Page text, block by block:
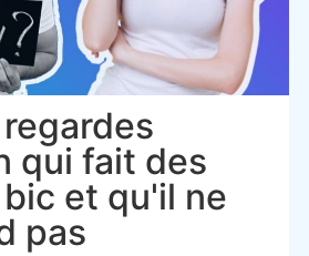
qui fait des
et qu'il ne
pas